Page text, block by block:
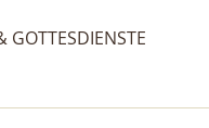
GOTTESDIENSTE